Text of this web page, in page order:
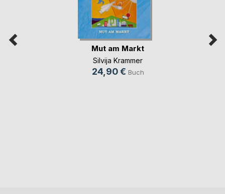
Mut am Markt
Silvija Krammer
24,90 € Buch